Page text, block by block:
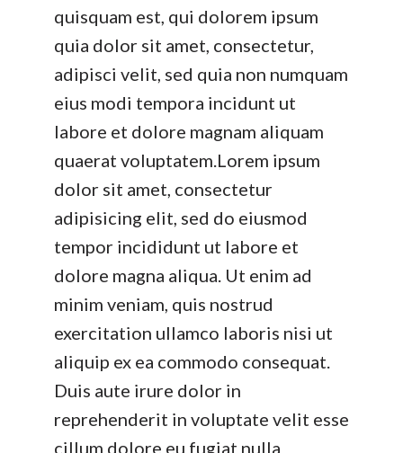
quisquam est, qui dolorem ipsum
quia dolor sit amet, consectetur,
adipisci velit, sed quia non numquam
eius modi tempora incidunt ut
labore et dolore magnam aliquam
quaerat voluptatem.Lorem ipsum
dolor sit amet, consectetur
adipisicing elit, sed do eiusmod
tempor incididunt ut labore et
dolore magna aliqua. Ut enim ad
minim veniam, quis nostrud
exercitation ullamco laboris nisi ut
aliquip ex ea commodo consequat.
Duis aute irure dolor in
reprehenderit in voluptate velit esse
cillum dolore eu fugiat nulla